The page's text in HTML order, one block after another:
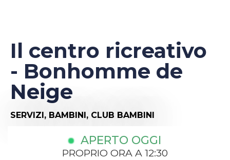
Il centro ricreativo
- Bonhomme de
Neige
SERVIZI, BAMBINI, CLUB BAMBINI
APERTO OGGI
PROPRIO ORA A 12:30